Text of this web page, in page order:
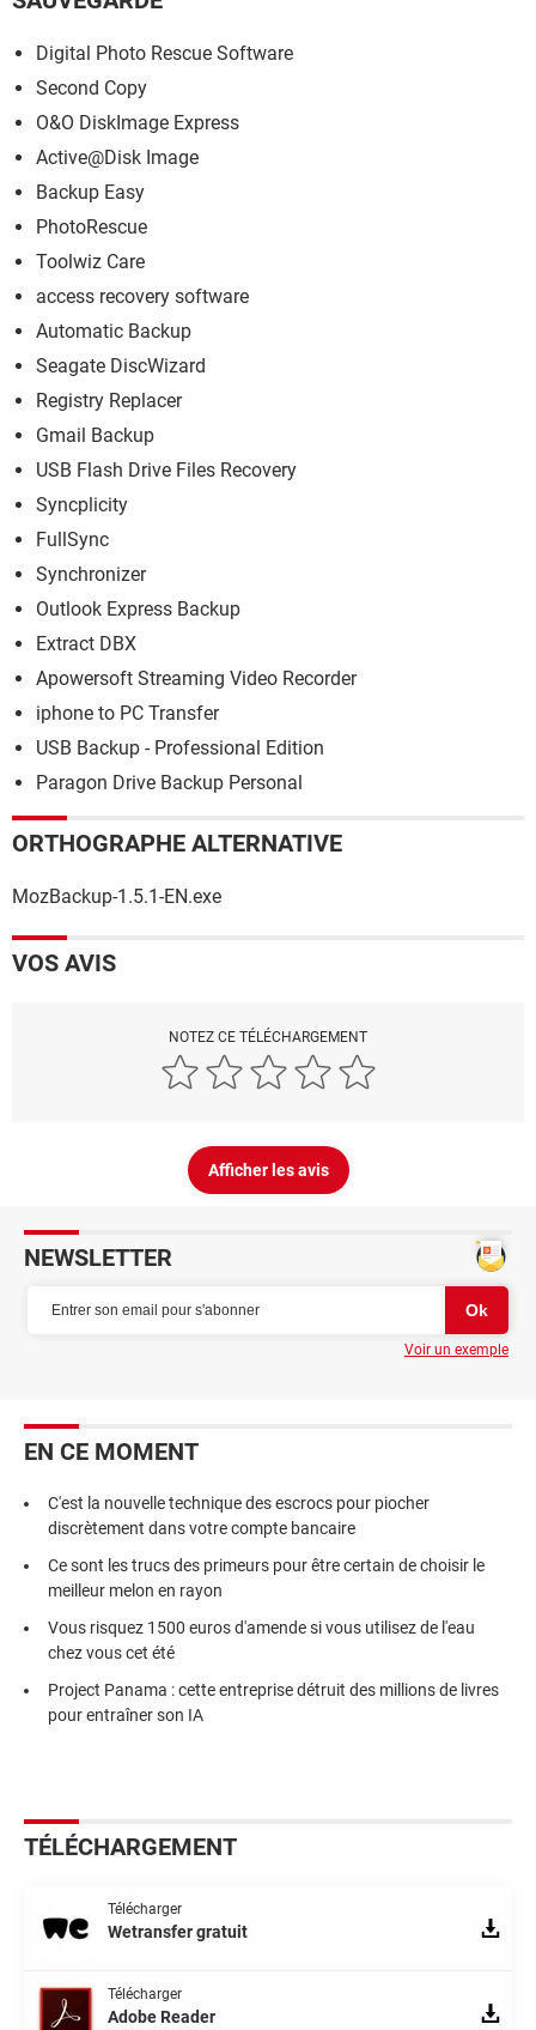
Digital Photo Rescue Software
Second Copy
O&O DiskImage Express
Active@Disk Image
Backup Easy
PhotoRescue
Toolwiz Care
access recovery software
Automatic Backup
Seagate DiscWizard
Registry Replacer
Gmail Backup
USB Flash Drive Files Recovery
Syncplicity
FullSync
Synchronizer
Outlook Express Backup
Extract DBX
Apowersoft Streaming Video Recorder
iphone to PC Transfer
USB Backup - Professional Edition
Paragon Drive Backup Personal
ORTHOGRAPHE ALTERNATIVE
MozBackup-1.5.1-EN.exe
VOS AVIS
NOTEZ CE TÉLÉCHARGEMENT
Afficher les avis
NEWSLETTER
Voir un exemple
EN CE MOMENT
C'est la nouvelle technique des escrocs pour piocher
discrètement dans votre compte bancaire
Ce sont les trucs des primeurs pour être certain de choisir le
meilleur melon en rayon
Vous risquez 1500 euros d'amende si vous utilisez de l'eau
chez vous cet été
Project Panama : cette entreprise détruit des millions de livres
pour entraîner son IA
TÉLÉCHARGEMENT
Télécharger
Wetransfer gratuit
Télécharger
Adobe Reader